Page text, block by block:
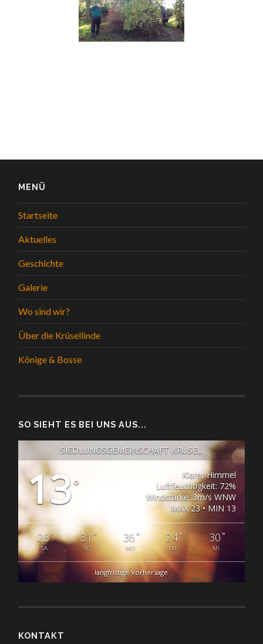
MENÜ
Startseite
Aktuelles
Geschichte
Galerie
Wo sind wir?
Über die Krüsellinde
Könige & Bosse
SO SIEHT ES BEI UNS AUS...
SIEDLUNGSGEMEINSCHAFT KRÜSEL
13°
Klarer Himmel
Luftfeuchtigkeit: 72%
Windstärke: 3m/s WNW
MAX 23 • MIN 13
26°
SA
31°
SO
36°
MO
24°
DIE
30 °
MI
langfristige Vorhersage
KONTAKT